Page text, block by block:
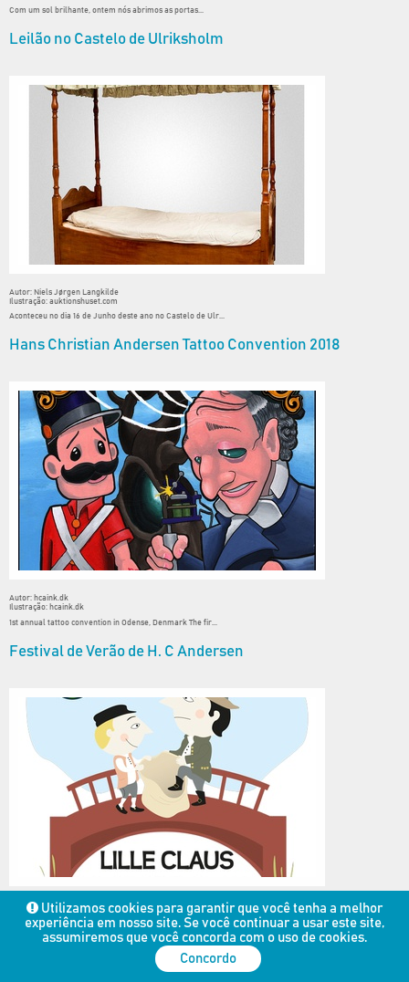
Utilizamos cookies para garantir que você tenha a melhor
experiência em nosso site. Se você continuar a usar este site,
assumiremos que você concorda com o uso de cookies.
Concordo
Com um sol brilhante, ontem nós abrimos as portas...
Leilão no Castelo de Ulriksholm
Autor: Niels Jørgen Langkilde
Ilustração: auktionshuset.com
Aconteceu no dia 16 de Junho deste ano no Castelo de Ulr...
Hans Christian Andersen Tattoo Convention 2018
Autor: hcaink.dk
Ilustração: hcaink.dk
1st annual tattoo convention in Odense, Denmark The fir...
Festival de Verão de H. C Andersen
Autor: Ana Maria Langkilde
Ilustração: H.C. Andersen Festspillene
O festival de verão de H. C Andersen apresentará esse an...
Prêmio H. C. Andersen em 2018